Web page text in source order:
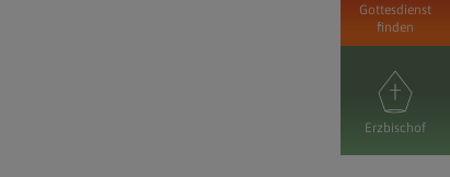
Gottesdienst
finden
Erzbischof